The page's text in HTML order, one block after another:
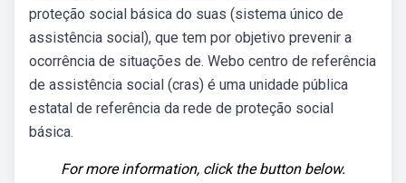
proteção social básica do suas (sistema único de
assistência social), que tem por objetivo prevenir a
ocorrência de situações de. Webo centro de referência
de assistência social (cras) é uma unidade pública
estatal de referência da rede de proteção social
básica.
For more information, click the button below.